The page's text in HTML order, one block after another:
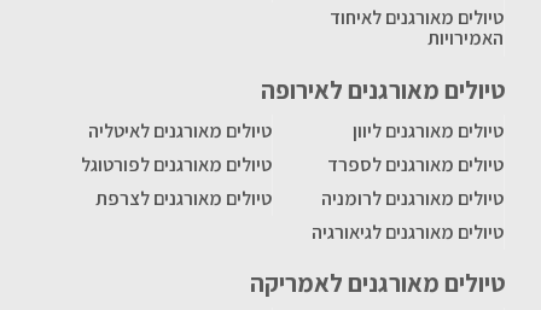
טיולים מאורגנים לאיחוד
האמירויות
טיולים מאורגנים לאירופה
טיולים מאורגנים ליוון
טיולים מאורגנים לאיטליה
טיולים מאורגנים לספרד
טיולים מאורגנים לפורטוגל
טיולים מאורגנים לרומניה
טיולים מאורגנים לצרפת
טיולים מאורגנים לגיאורגיה
טיולים מאורגנים לאמריקה